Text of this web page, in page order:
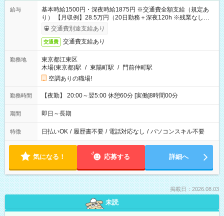
給与
基本時給1500円・深夜時給1875円 ※交通費全額支給（規定あ
り） 【月収例】28.5万円（20日勤務＋深夜120h ※残業なしの場
合）交通費別途支給あり
交通費 交通費支給あり
勤務地
東京都江東区
木場(東京都)駅 / 東陽町駅 / 門前仲町駅
空調ありの職場!
勤務時間 【夜勤】 20:00～翌5:00 休憩60分 [実働]8時間00分
期間 即日～長期
特徴 日払いOK / 履歴書不要 / 電話対応なし / パソコンスキル不要
気になる！ 応募する 詳細へ
掲載日：2026.08.03
未読